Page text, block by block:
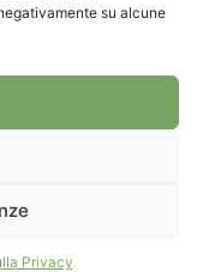
su alcune
Privacy